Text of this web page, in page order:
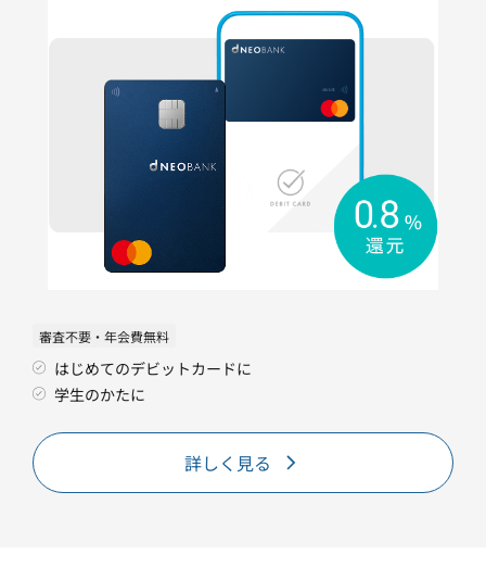
審査不要・年会費無料
はじめてのデビットカードに
学生のかたに
詳しく見る